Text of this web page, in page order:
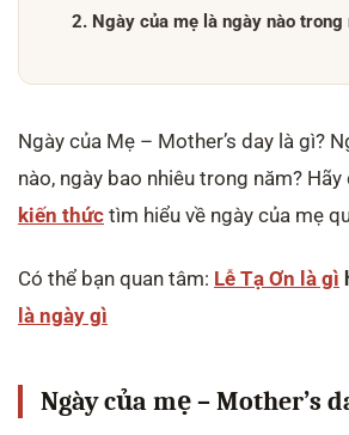
2. Ngày của mẹ là ngày nào trong
Ngày của Mẹ – Mother’s day là gì?
nào, ngày bao nhiêu trong năm? Hãy
kiến thức tìm hiểu về ngày của mẹ
Có thể bạn quan tâm: Lễ Tạ Ơn là gì
là ngày gì
Ngày của mẹ – Mother’s